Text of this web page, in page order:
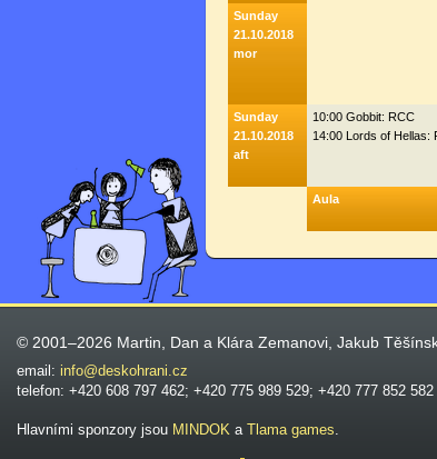
Sunday
21.10.2018
mor
Sunday
21.10.2018
aft
10:00 Gobbit: RCC
14:00 Lords of Hellas:
Aula
© 2001–2026 Martin, Dan a Klára Zemanovi, Jakub
email: info@deskohrani.cz
telefon: +420 608 797 462; +420 775 989 529; +420 777 852 582
Hlavními sponzory jsou MINDOK a Tlama games.